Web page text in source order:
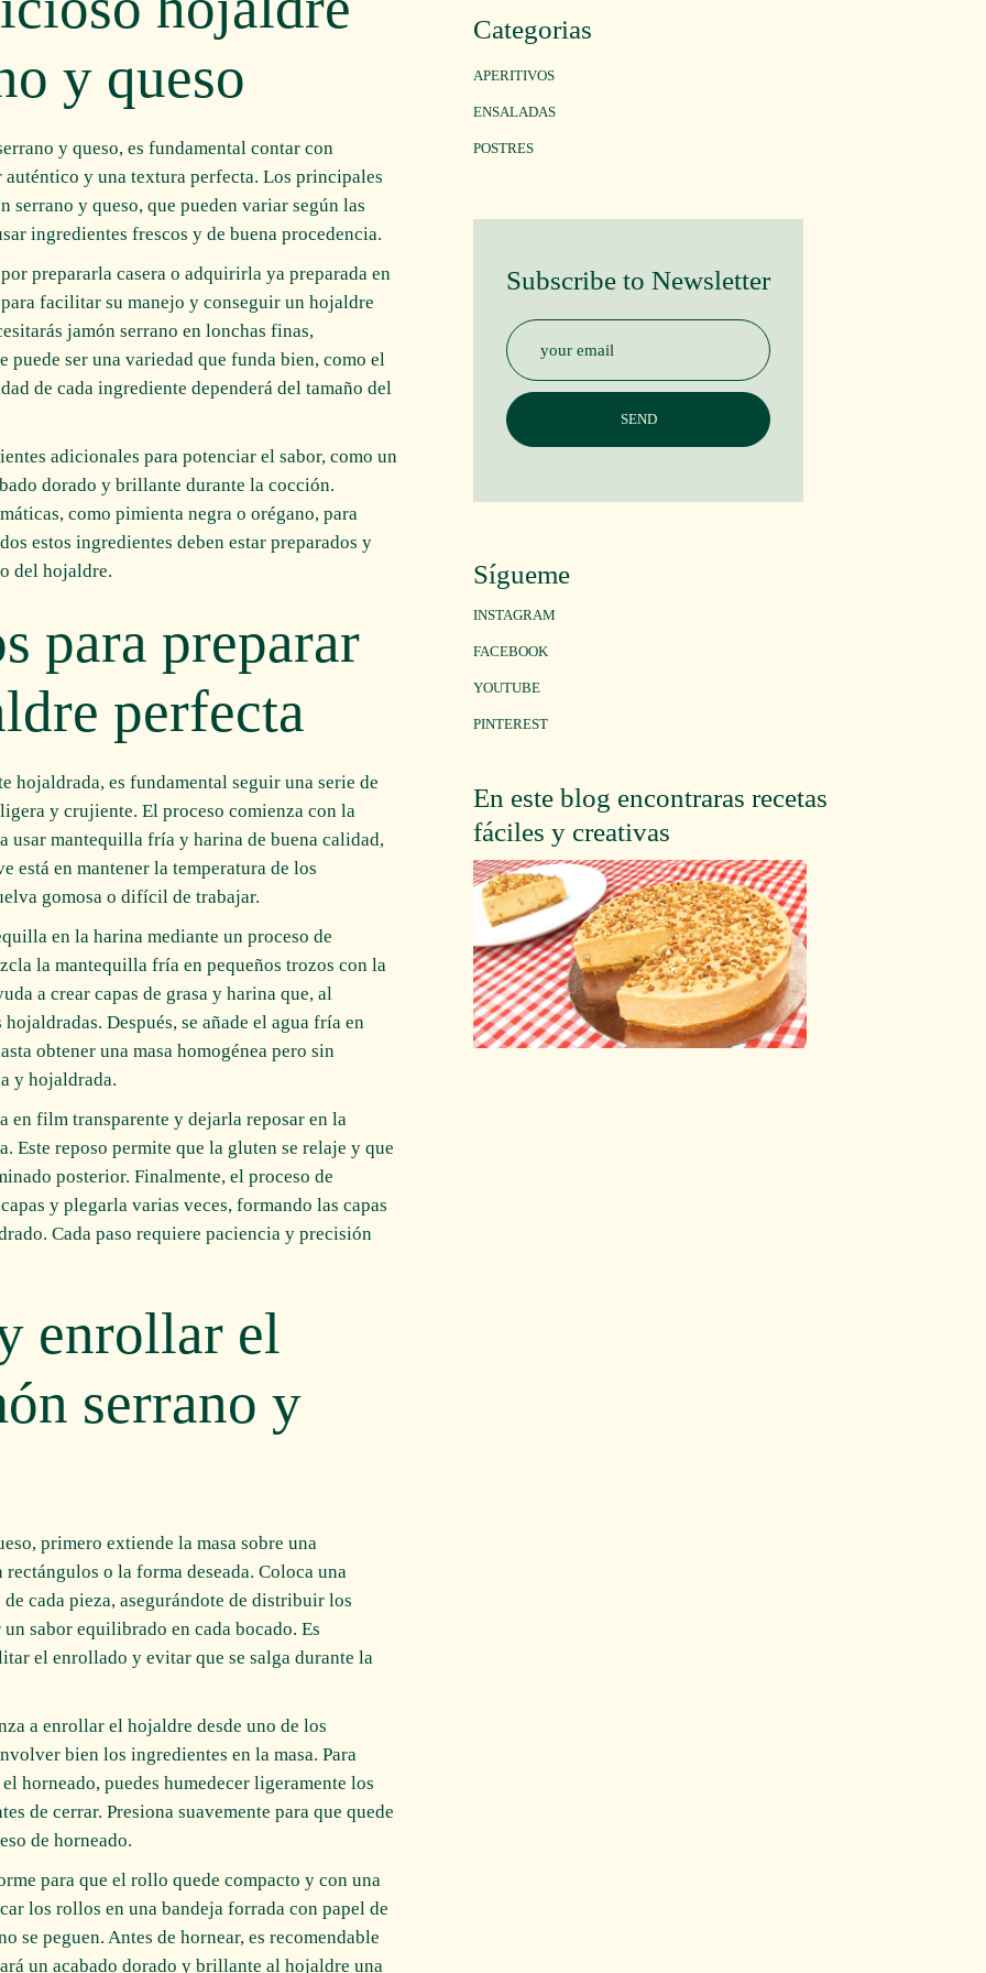
y queso
y queso, es fundamental contar con
y una textura perfecta. Los principales
serrano y queso, que pueden variar según las
ingredientes frescos y de buena procedencia.
prepararla casera o adquirirla ya preparada en
facilitar su manejo y conseguir un hojaldre
jamón serrano en lonchas finas,
puede ser una variedad que funda bien, como el
de cada ingrediente dependerá del tamaño del
adicionales para potenciar el sabor, como un
dorado y brillante durante la cocción.
como pimienta negra o orégano, para
estos ingredientes deben estar preparados y
del hojaldre.
para preparar
perfecta
hojaldrada, es fundamental seguir una serie de
y crujiente. El proceso comienza con la
usar mantequilla fría y harina de buena calidad,
está en mantener la temperatura de los
gomosa o difícil de trabajar.
en la harina mediante un proceso de
la mantequilla fría en pequeños trozos con la
a crear capas de grasa y harina que, al
Después, se añade el agua fría en
obtener una masa homogénea pero sin
y hojaldrada.
en film transparente y dejarla reposar en la
Este reposo permite que la gluten se relaje y que
posterior. Finalmente, el proceso de
y plegarla varias veces, formando las capas
Cada paso requiere paciencia y precisión
enrollar el
serrano y
primero extiende la masa sobre una
o la forma deseada. Coloca una
cada pieza, asegurándote de distribuir los
sabor equilibrado en cada bocado. Es
el enrollado y evitar que se salga durante la
a enrollar el hojaldre desde uno de los
bien los ingredientes en la masa. Para
horneado, puedes humedecer ligeramente los
de cerrar. Presiona suavemente para que quede
de horneado.
para que el rollo quede compacto y con una
los rollos en una bandeja forrada con papel de
se peguen. Antes de hornear, es recomendable
un acabado dorado y brillante al hojaldre una
Categorias
APERITIVOS
ENSALADAS
POSTRES
Subscribe to Newsletter
Sígueme
INSTAGRAM
FACEBOOK
YOUTUBE
PINTEREST
En este blog encontraras recetas
fáciles y creativas